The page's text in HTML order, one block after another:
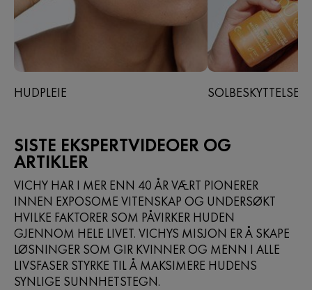
HUDPLEIE SOLBESKYTTELSE
SISTE EKSPERTVIDEOER OG
ARTIKLER
VICHY HAR I MER ENN 40 ÅR VÆRT PIONERER
INNEN EXPOSOME VITENSKAP OG UNDERSØKT
HVILKE FAKTORER SOM PÅVIRKER HUDEN
GJENNOM HELE LIVET. VICHYS MISJON ER Å SKAPE
LØSNINGER SOM GIR KVINNER OG MENN I ALLE
LIVSFASER STYRKE TIL Å MAKSIMERE HUDENS
SYNLIGE SUNNHETSTEGN.